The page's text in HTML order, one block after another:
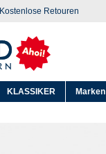
Kostenlose Retouren
KLASSIKER Marken